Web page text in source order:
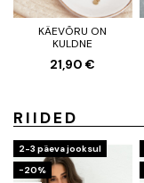
KÄEVÕRU ON
KULDNE
21,90 €
RIIDED
2-3 päeva jooksul
−20%